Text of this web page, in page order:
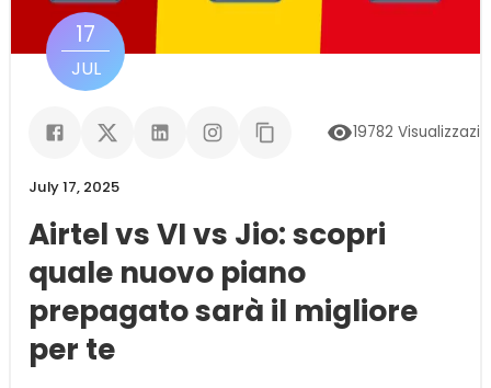
17
JUL
19782
July 17, 2025
Airtel vs VI vs Jio: scopri
quale nuovo piano
prepagato sarà il migliore
per te